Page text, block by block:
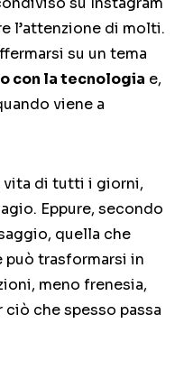
l’attenzione di molti.
su un tema
con la tecnologia e,
viene a
vita di tutti i giorni,
Eppure, secondo
quella che
può trasformarsi in
meno frenesia,
ciò che spesso passa